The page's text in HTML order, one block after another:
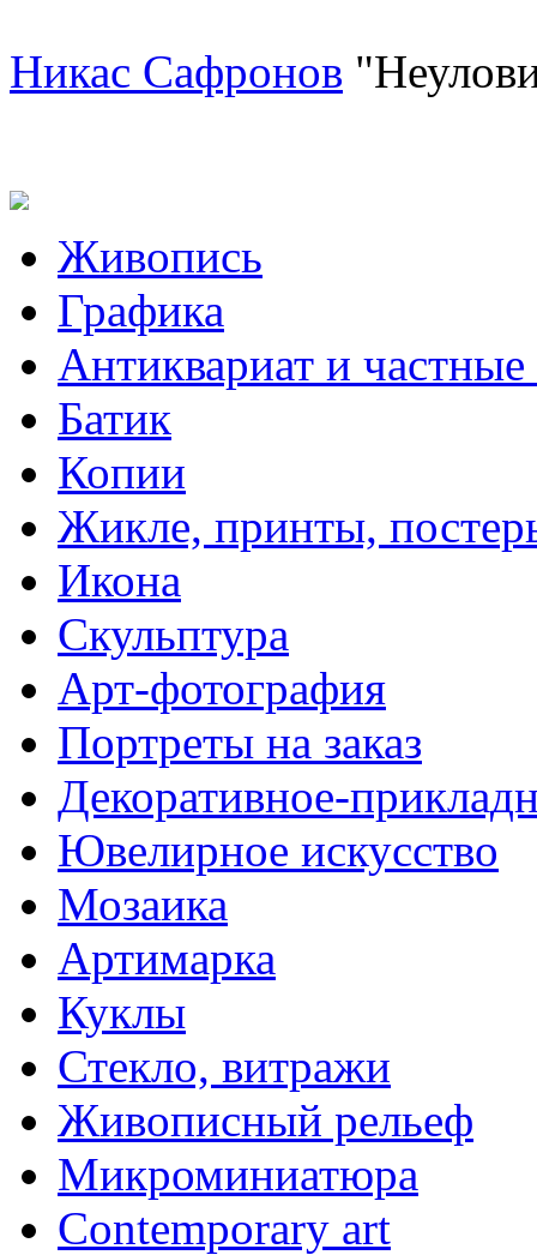
Никас Сафронов
Живопись
Графика
Антиквариат и
Батик
Копии
Жикле, принты,
Икона
Скульптура
Арт-фотография
Портреты на заказ
Декоративное-
Ювелирное искусство
Мозаика
Артимарка
Куклы
Стекло, витражи
Живописный рельеф
Микроминиатюра
Contemporary art